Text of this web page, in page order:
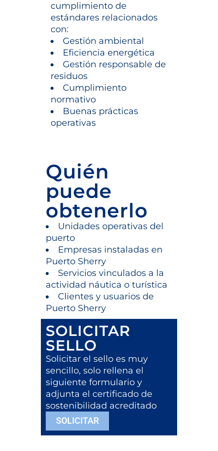
cumplimiento de
estándares relacionados
con:
Gestión ambiental
Eficiencia energética
Gestión responsable de
residuos
Cumplimiento
normativo
Buenas prácticas
operativas
Quién
puede
obtenerlo
Unidades operativas del
puerto
Empresas instaladas en
Puerto Sherry
Servicios vinculados a la
actividad náutica o turística
Clientes y usuarios de
Puerto Sherry
SOLICITAR
SELLO
Solicitar el sello es muy
sencillo, solo rellena el
siguiente formulario y
adjunta el certificado de
sostenibilidad acreditado
SOLICITAR